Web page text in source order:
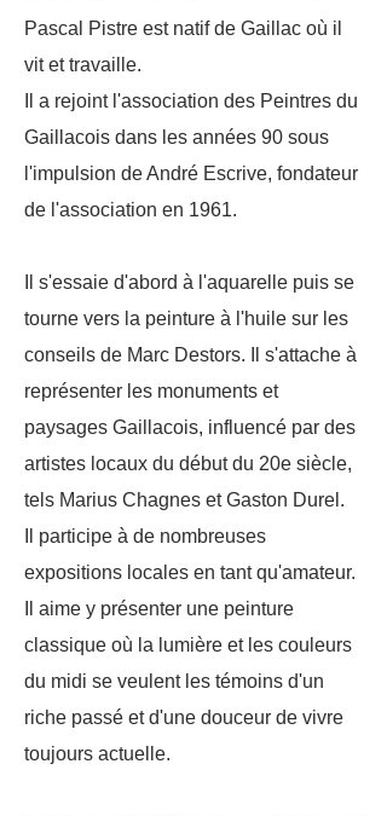
Pascal Pistre est natif de Gaillac où il
vit et travaille.
Il a rejoint l'association des Peintres du
Gaillacois dans les années 90 sous
l'impulsion de André Escrive, fondateur
de l'association en 1961.
Il s'essaie d'abord à l'aquarelle puis se
tourne vers la peinture à l'huile sur les
conseils de Marc Destors.
Il s'attache à
représenter les monuments et
paysages Gaillacois, influencé par des
artistes locaux du début du 20e siècle,
tels Marius Chagnes et Gaston Durel.
Il participe à de nombreuses
expositions locales en tant qu'amateur.
Il aime y présenter une peinture
classique où la lumière et les couleurs
du midi se veulent les témoins d'un
riche passé et d'une douceur de vivre
toujours actuelle.